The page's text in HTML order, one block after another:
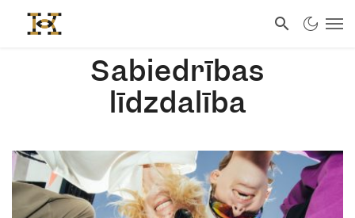
Sabiedrības
līdzdalība